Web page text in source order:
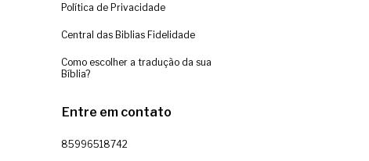
Política de Privacidade
Central das Biblias Fidelidade
Como escolher a tradução da sua
Bíblia?
Entre em contato
85996518742